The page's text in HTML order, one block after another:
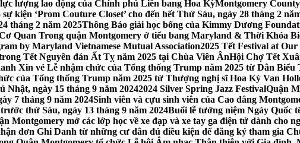
lượng lao động của Chính phủ Liên bang Hoa KỳMontgomery
kiện ‘Prom Couture Closet’ cho đến hết Thứ Sáu, ngày 28 tháng 2
tháng 2 năm 2025Thông Báo giải học bổng của Kimmy Dương
Quan Trong quận Montgomery ở tiểu bang Maryland & Thời Khóa
by Maryland Vietnamese Mutual Association2025 Tết Festival at
Tết Nguyên đán Ất Tỵ năm 2025 tại Chùa Viên ÂnHội Chợ Tết
Xin vé Lễ nhậm chức của Tổng thống Trump năm 2025 từ Dân
của Tổng thống Trump năm 2025 từ Thượng nghị sĩ Hoa Kỳ Van
Nhật, ngày 15 tháng 9 năm 20242024 Silver Spring Jazz FestivalQuận
7 tháng 9 năm 2024Sinh viên và cựu sinh viên của Cao đẳng
thứ Sáu, ngày 13 tháng 9 năm 2024Buổi lễ tưởng niệm Ngày Quốc
Montgomery mở các lớp học về xe đạp và xe tay ga điện tử dành cho
đơn Ghi Danh từ những cư dân đủ điều kiện để đăng ký tham gia